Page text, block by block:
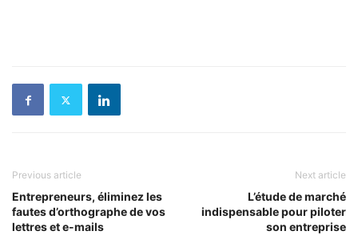
Previous article
Entrepreneurs, éliminez les
fautes d’orthographe de vos
lettres et e-mails
Next article
L’étude de marché
indispensable pour piloter
son entreprise